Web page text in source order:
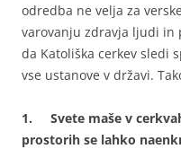
odredba ne velja za
varovanju zdravja ljudi in
da Katoliška cerkev sledi
vse ustanove v državi.
1. Svete maše v
prostorih se lahko